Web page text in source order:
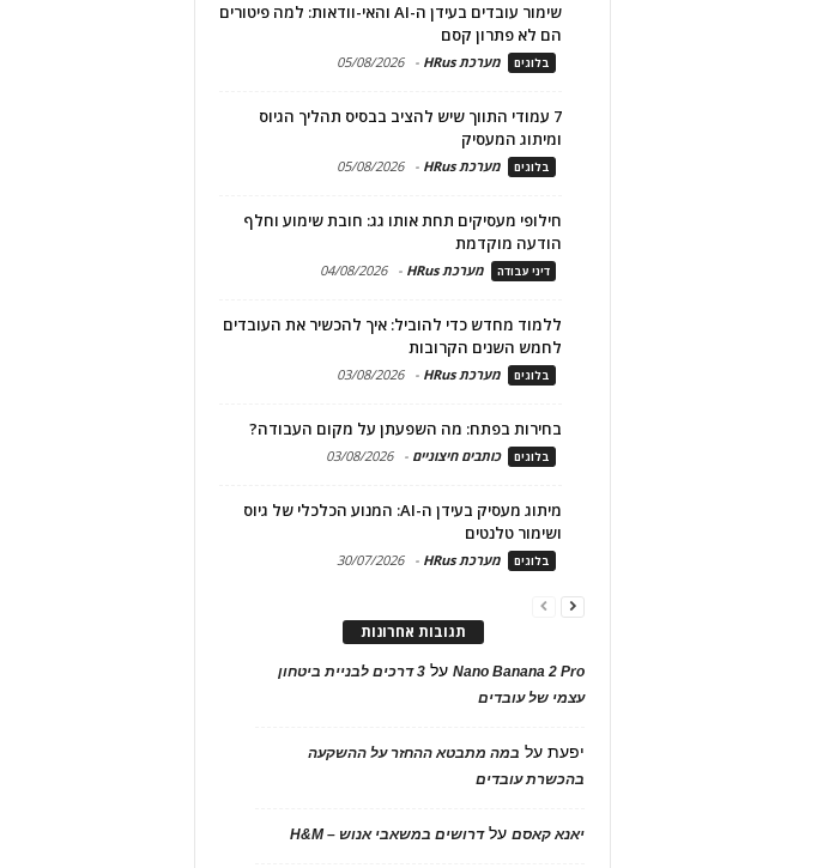
שימור עובדים בעידן ה-AI והאי-וודאות: למה פיטורים
הם לא פתרון קסם
בלוגים מערכת HRus -
05/08/2026
7 עמודי התווך שיש להציב בבסיס תהליך הגיוס
ומיתוג המעסיק
בלוגים מערכת HRus -
05/08/2026
חילופי מעסיקים תחת אותו גג: חובת שימוע וחלף
הודעה מוקדמת
דיני עבודה מערכת HRus -
04/08/2026
ללמוד מחדש כדי להוביל: איך להכשיר את העובדים
לחמש השנים הקרובות
בלוגים מערכת HRus -
03/08/2026
בחירות בפתח: מה השפעתן על מקום העבודה?
בלוגים כותבים חיצוניים -
03/08/2026
מיתוג מעסיק בעידן ה-AI: המנוע הכלכלי של גיוס
ושימור טלנטים
בלוגים מערכת HRus -
30/07/2026
תגובות אחרונות
Nano Banana 2 Proעל
3 דרכים לבניית ביטחון
עצמי של עובדים
יפעתעל במה מתבטא ההחזר על ההשקעה
בהכשרת עובדים
יאנא קאסםעלדרושים במשאבי אנוש – H&M